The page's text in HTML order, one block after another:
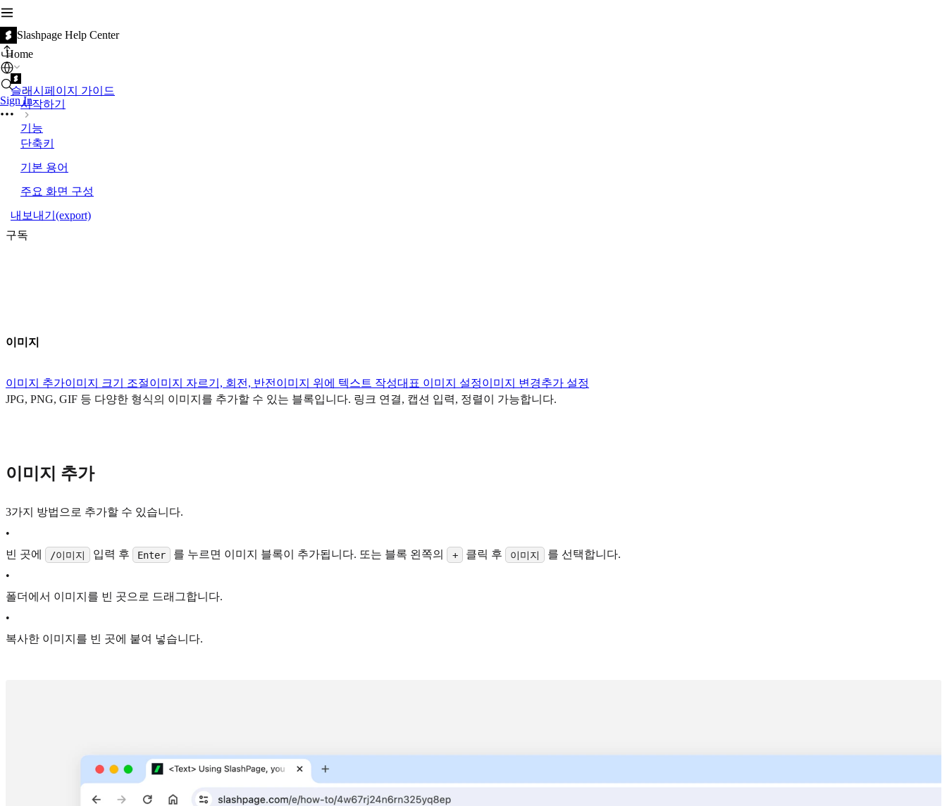
Slashpage Help Center
Sign In
Home
슬래시페이지 가이드
시작하기
기능
단축키
기본 용어
주요 화면 구성
내보내기(export)
구독
이미지
이미지 추가이미지 크기 조절이미지 자르기, 회전, 반전 이미지 위에 텍스트 작성대표 이미지 설정이미지 변경추가 설정
JPG, PNG, GIF 등 다양한 형식의 이미지를 추가할 수 있는 블록입니다. 링크 연결, 캡션 입력, 정렬이 가능합니다.
이미지 추가
3가지 방법으로 추가할 수 있습니다.
•
빈 곳에
/이미지 입력 후 Enter 를 누르면 이미지 블록이 추가됩니다. 또는 블록 왼쪽의 + 클릭 후 이미지
를 선택합니다.
•
폴더에서 이미지를 빈 곳으로 드래그합니다.
•
복사한 이미지를 빈 곳에 붙여 넣습니다.